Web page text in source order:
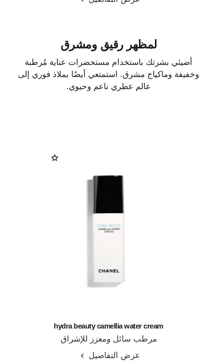
لمظهر رقيق ومشرق
أضيئي بشرتك باستخدام مستحضرات عناية مُرطبة
وخفيفة وماكياج مشرق. استمتعي أيضًا بملاذ فوري إلى
عالم عطري ناعم وحيوي.
hydra beauty camellia water cream
مرطب سائل ومعزز للإشراق
عرض التفاصيل